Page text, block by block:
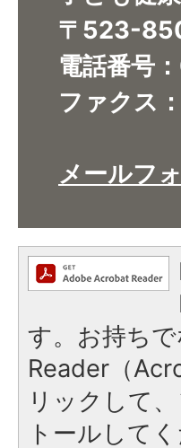
〒523-
電話番号
ファクス
メールフ
す。お持ち
Reader（
リックして
トールしてく